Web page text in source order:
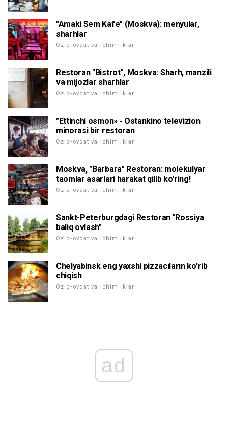
"Amaki Sem Kafe" (Moskva): menyular,
sharhlar
Oziq-ovqat va ichimliklar
Restoran "Bistrot", Moskva: Sharh, manzili
va mijozlar sharhlar
Oziq-ovqat va ichimliklar
"Ettinchi osmon» - Ostankino televizion
minorasi bir restoran
Oziq-ovqat va ichimliklar
Moskva, "Barbara" Restoran: molekulyar
taomlar asarlari harakat qilib ko'ring!
Oziq-ovqat va ichimliklar
Sankt-Peterburgdagi Restoran "Rossiya
baliq ovlash"
Oziq-ovqat va ichimliklar
Chelyabinsk eng yaxshi pizzacıların ko'rib
chiqish
Oziq-ovqat va ichimliklar
ad